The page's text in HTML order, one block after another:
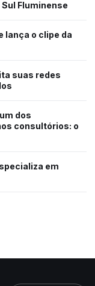
Fluminense
lança o clipe da
suas redes
dos
consultórios: o
em